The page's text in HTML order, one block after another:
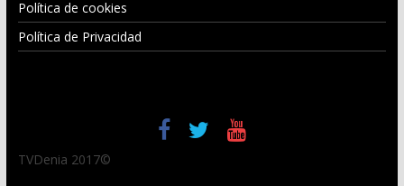
Política de cookies
Política de Privacidad
TVDenia 2017©